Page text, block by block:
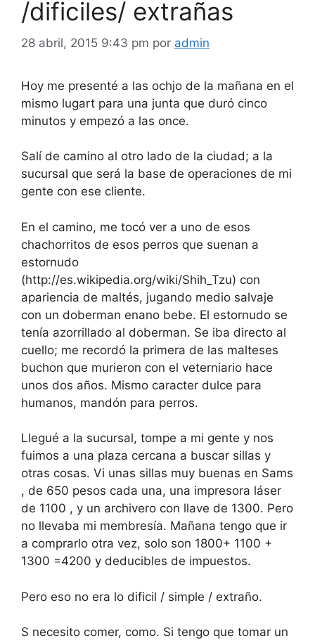
/dificiles/ extrañas
28 abril, 2015 9:43 pm por admin
Hoy me presenté a las ochjo de la mañana en el
mismo lugart para una junta que duró cinco
minutos y empezó a las once.
Salí de camino al otro lado de la ciudad; a la
sucursal que será la base de operaciones de mi
gente con ese cliente.
En el camino, me tocó ver a uno de esos
chachorritos de esos perros que suenan a
estornudo
(http://es.wikipedia.org/wiki/Shih_Tzu) con
apariencia de maltés, jugando medio salvaje
con un doberman enano bebe. El estornudo se
tenía azorrillado al doberman. Se iba directo al
cuello; me recordó la primera de las malteses
buchon que murieron con el veterniario hace
unos dos años. Mismo caracter dulce para
humanos, mandón para perros.
Llegué a la sucursal, tompe a mi gente y nos
fuimos a una plaza cercana a buscar sillas y
otras cosas. Vi unas sillas muy buenas en Sams
, de 650 pesos cada una, una impresora láser
de 1100 , y un archivero con llave de 1300. Pero
no llevaba mi membresía. Mañana tengo que ir
a comprarlo otra vez, solo son 1800+ 1100 +
1300 =4200 y deducibles de impuestos.
Pero eso no era lo dificil / simple / extraño.
S necesito comer, como. Si tengo que tomar un